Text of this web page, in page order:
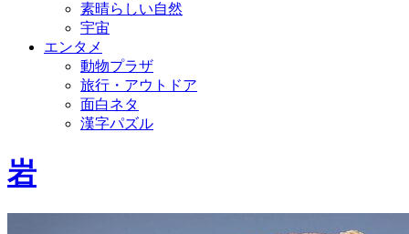
素晴らしい自然
宇宙
エンタメ
動物プラザ
旅行・アウトドア
面白ネタ
漢字パズル
岩